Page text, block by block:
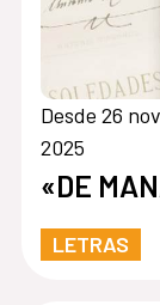
Desde 26
2025
«DE
LETRAS